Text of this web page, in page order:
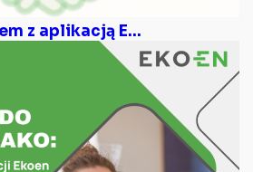
z aplikacją E...